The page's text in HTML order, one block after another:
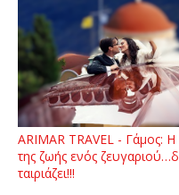
ARIMAR TRAVEL - Γάμος:
της ζωής ενός
ταιριάζει!!!